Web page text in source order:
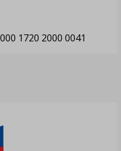
1720 2000 0041